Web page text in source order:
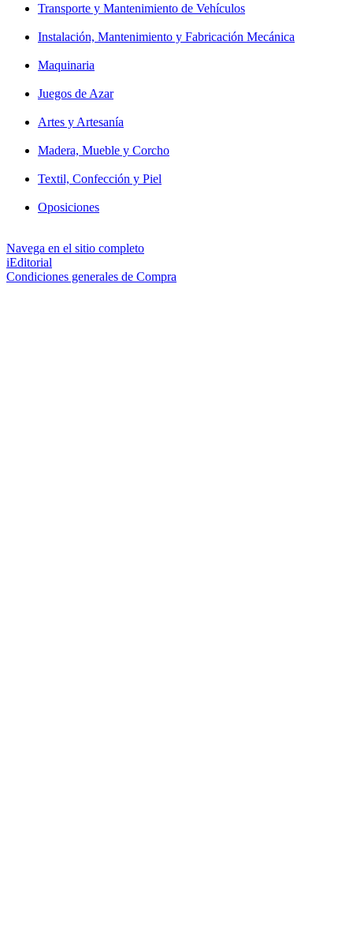
Transporte y Mantenimiento de Vehículos
Instalación, Mantenimiento y Fabricación Mecánica
Maquinaria
Juegos de Azar
Artes y Artesanía
Madera, Mueble y Corcho
Textil, Confección y Piel
Oposiciones
Navega en el sitio completo
iEditorial
Condiciones generales de Compra